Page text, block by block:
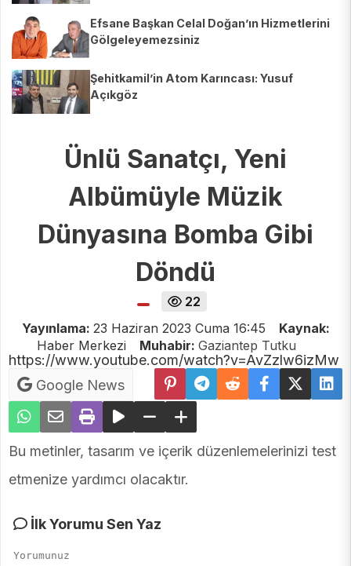
Efsane Başkan Celal Doğan’ın Hizmetlerini
Gölgeleyemezsiniz
Şehitkamil’in Atom Karıncası: Yusuf
Açıkgöz
Ünlü Sanatçı, Yeni
Albümüyle Müzik
Dünyasına Bomba Gibi
Döndü
22
Yayınlama: 23 Haziran 2023 Cuma 16:45
Kaynak:
Haber Merkezi
Muhabir: Gaziantep Tutku
https://www.youtube.com/watch?v=AvZzlw6izMw
Google News
Bu metinler, tasarım ve içerik düzenlemelerinizi test
etmenize yardımcı olacaktır.
İlk Yorumu Sen Yaz